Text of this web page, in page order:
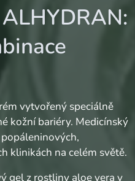
vytvořený speciálně
kožní bariéry. Medicínský
klinikách na celém světě.
gel z rostliny aloe vera v